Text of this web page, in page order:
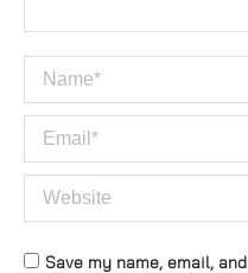
Name *
Email *
Website
Save my name, email,